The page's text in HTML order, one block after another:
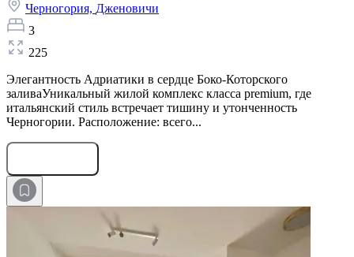
Черногория, Дженовичи
3
225
Элегантность Адриатики в сердце Боко-Которского
заливаУникальный жилой комплекс класса premium, где
итальянский стиль встречает тишину и утонченность
Черногории. Расположение: всего...